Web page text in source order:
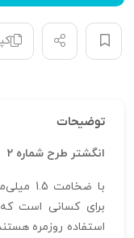
توضیحات
انگشتر طرح شماره 2
برای کسانی است